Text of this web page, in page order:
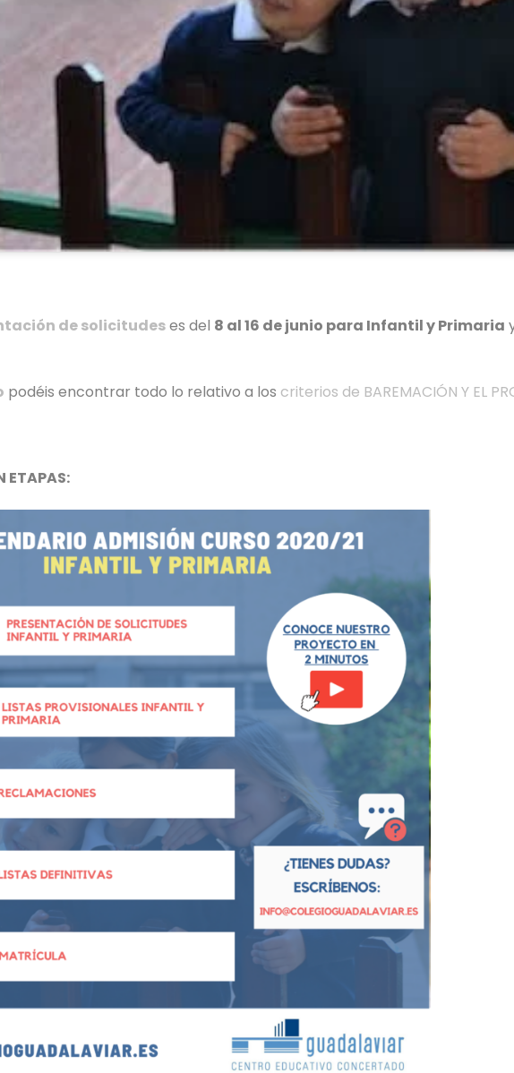
de solicitudeses del 8 al 16 de junio para Infantil y Primaria
podéis encontrar todo lo relativo a los criterios de BAREMACIÓN Y EL
ETAPAS: